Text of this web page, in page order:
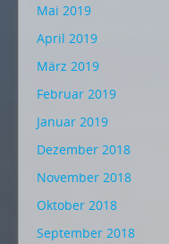
Mai 2019
April 2019
März 2019
Februar 2019
Januar 2019
Dezember 2018
November 2018
Oktober 2018
September 2018